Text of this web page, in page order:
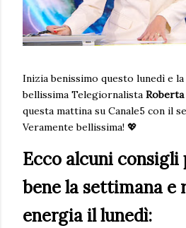
Inizia benissimo questo lunedì e
bellissima Telegiornalista
questa mattina su Canale5 con il
Veramente bellissima! 💖
Ecco alcuni consigli
bene la settimana
energia il lunedì: